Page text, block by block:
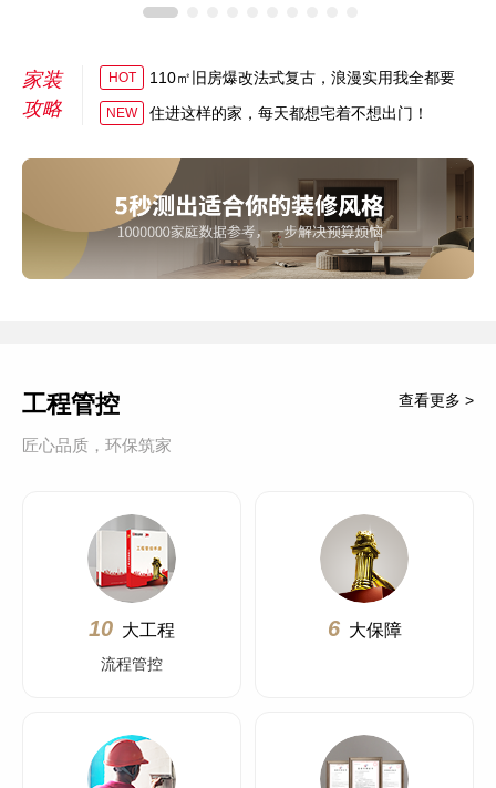
家装
攻略
HOT 110㎡旧房爆改法式复古，浪漫实用我全都要
NEW 住进这样的家，每天都想宅着不想出门！
工程管控
匠心品质，环保筑家
查看更多 >
10 大工程
流程管控
6 大保障